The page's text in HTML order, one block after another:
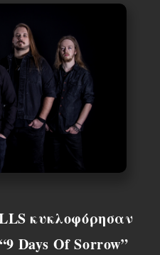
κυκλοφόρησαν
Days Of Sorrow”